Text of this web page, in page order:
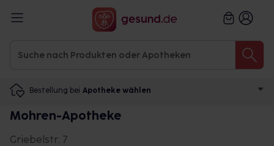
Bestellung bei Apotheke wählen
Mohren-Apotheke
Griebelstr. 7